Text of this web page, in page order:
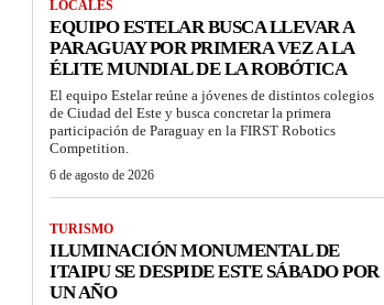
LOCALES
EQUIPO ESTELAR BUSCA LLEVAR A
PARAGUAY POR PRIMERA VEZ A LA
ÉLITE MUNDIAL DE LA ROBÓTICA
El equipo Estelar reúne a jóvenes de distintos colegios
de Ciudad del Este y busca concretar la primera
participación de Paraguay en la FIRST Robotics
Competition.
6 de agosto de 2026
TURISMO
ILUMINACIÓN MONUMENTAL DE
ITAIPU SE DESPIDE ESTE SÁBADO POR
UN AÑO